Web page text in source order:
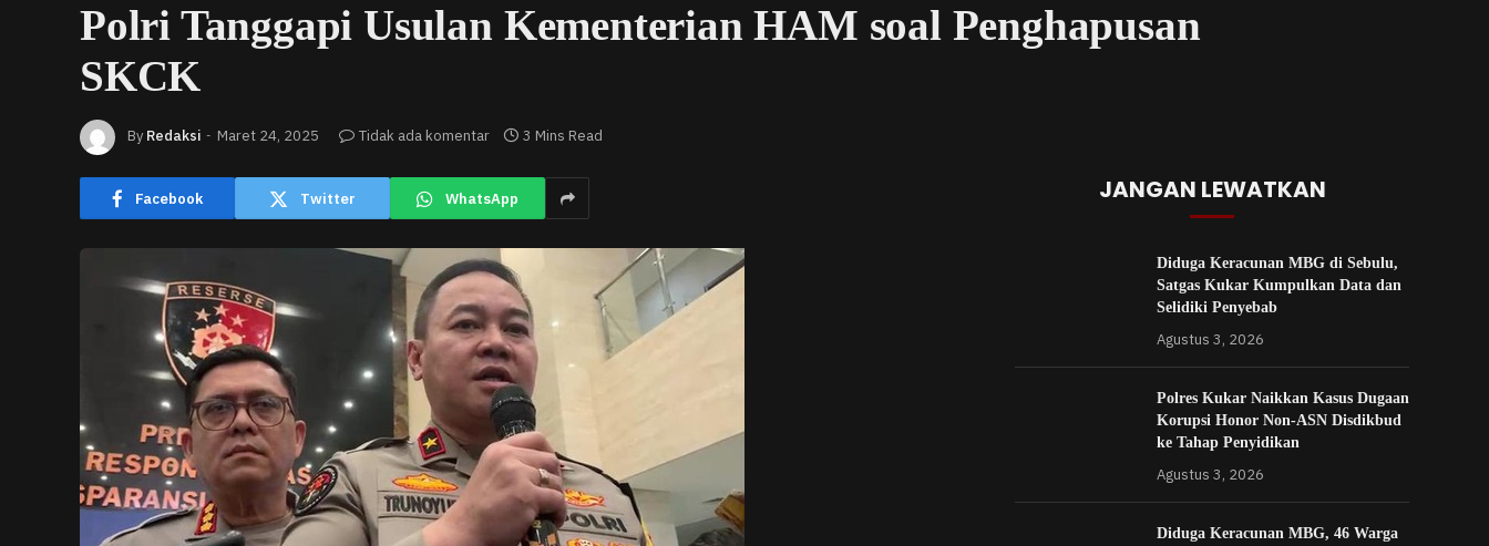
Polri Tanggapi Usulan Kementerian HAM soal Penghapusan
SKCK
By Redaksi Maret 24, 2025 Tidak ada komentar 3 Mins Read
Facebook Twitter WhatsApp JANGAN LEWATKAN
Diduga Keracunan MBG di Sebulu,
Satgas Kukar Kumpulkan Data dan
Selidiki Penyebab
Agustus 3, 2026
Polres Kukar Naikkan Kasus Dugaan
Korupsi Honor Non-ASN Disdikbud
ke Tahap Penyidikan
Agustus 3, 2026
Diduga Keracunan MBG, 46 Warga